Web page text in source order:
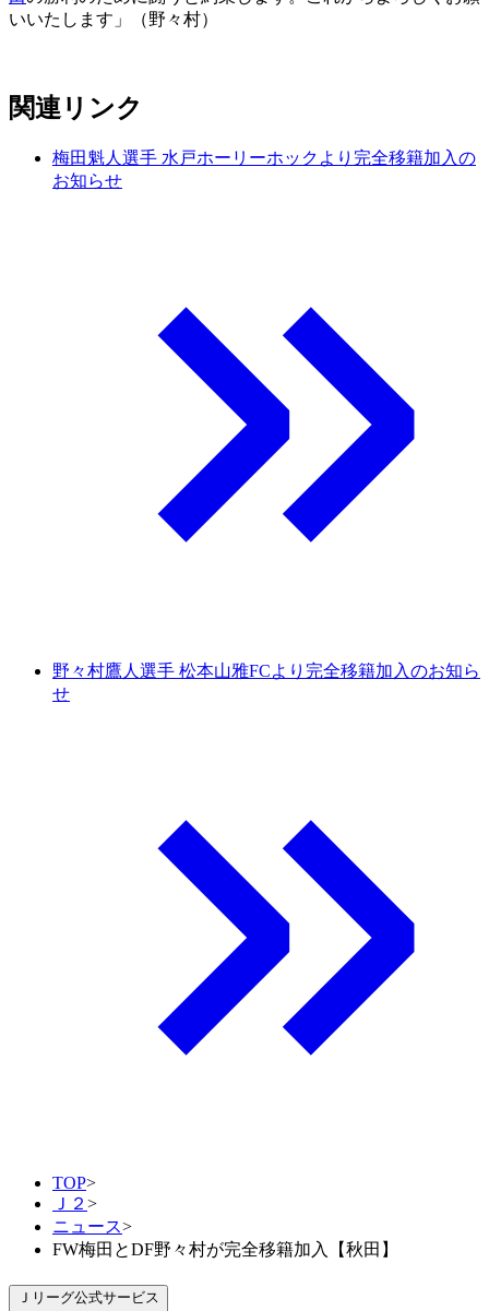
いいたします」（野々村）
関連リンク
梅田魁人選手 水戸ホーリーホックより完全移籍加入の
お知らせ
野々村鷹人選手 松本山雅FCより完全移籍加入のお知ら
せ
TOP>
Ｊ２ >
ニュース>
FW梅田とDF野々村が完全移籍加入【秋田】
Ｊリーグ公式サービス